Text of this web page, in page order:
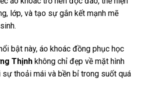
lớp, và tạo sự gắn kết mạnh mẽ
bật này, áo khoác đồng phục học
Thịnh không chỉ đẹp về mặt hình
thoải mái và bền bỉ trong suốt quá